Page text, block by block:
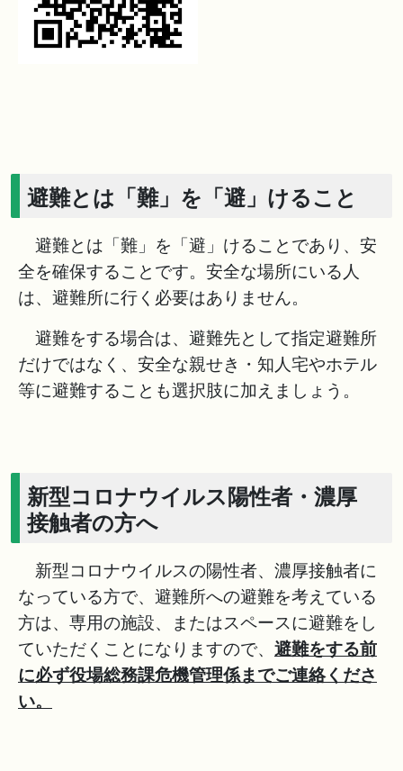
避難とは「難」を「避」けること
避難とは「難」を「避」けることであり、安
全を確保することです。安全な場所にいる人
は、避難所に行く必要はありません。
避難をする場合は、避難先として指定避難所
だけではなく、安全な親せき・知人宅やホテル
等に避難することも選択肢に加えましょう。
新型コロナウイルス陽性者・濃厚
接触者の方へ
新型コロナウイルスの陽性者、濃厚接触者に
なっている方で、避難所への避難を考えている
方は、専用の施設、またはスペースに避難をし
ていただくことになりますので、 避難をする前
に必ず役場総務課危機管理係までご連絡くださ
い。